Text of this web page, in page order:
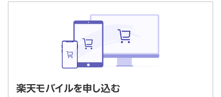
楽天モバイルを申し込む